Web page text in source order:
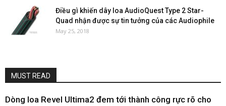
Điều gì khiến dây loa AudioQuest Type 2 Star-
Quad nhận được sự tin tưởng của các Audiophile
May 25, 2018
MUST READ
Dòng loa Revel Ultima2 đem tới thành công rực rõ cho